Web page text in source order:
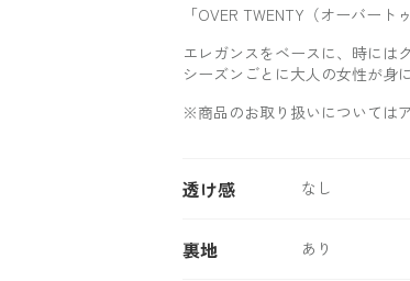
「OVER TWENTY（オーバート
エレガンスをベースに、時には
シーズンごとに大人の女性が身
※商品のお取り扱いについては
透け感 なし
裏地 あり